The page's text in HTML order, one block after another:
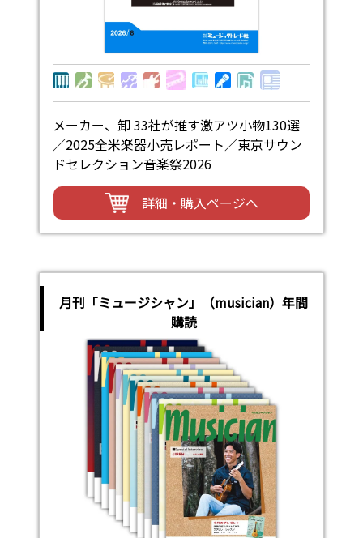
メーカー、卸 33社が推す激アツ小物130選
／2025全米楽器小売レポート／東京サウン
ドセレクション音楽祭2026
詳細・購入ページへ
月刊「ミュージシャン」（musician）年間
購読